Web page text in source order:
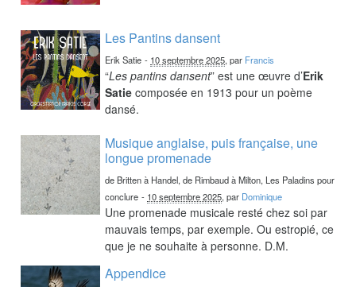
Les Pantins dansent
Erik Satie - 10 septembre 2025, par Francis
“Les pantins dansent” est une œuvre d’Erik
Satie composée en 1913 pour un poème
dansé.
Musique anglaise, puis française, une
longue promenade
de Britten à Handel, de Rimbaud à Milton, Les Paladins pour
conclure - 10 septembre 2025, par Dominique
Une promenade musicale resté chez soi par
mauvais temps, par exemple. Ou estropié, ce
que je ne souhaite à personne. D.M.
Appendice